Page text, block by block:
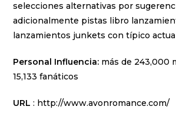
selecciones alternativas por
adicionalmente pistas libro
lanzamientos junkets con típico
Personal Influencia: más de 243,000
15,133 fanáticos
URL: http://www.avonromance.com/